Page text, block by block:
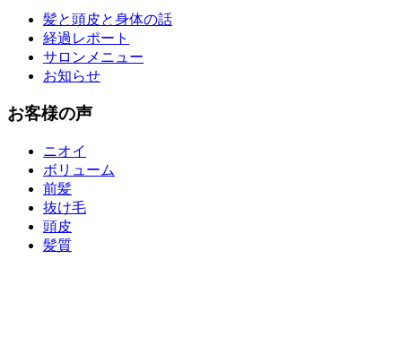
髪と頭皮と身体の話
経過レポート
サロンメニュー
お知らせ
お客様の声
ニオイ
ボリューム
前髪
抜け毛
頭皮
髪質